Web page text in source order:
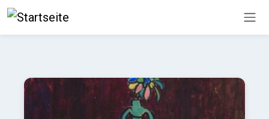
Direkt zum Inhalt